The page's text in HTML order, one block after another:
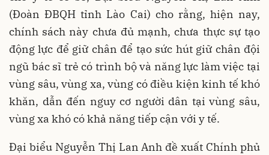
(Đoàn ĐBQH tỉnh Lào Cai) cho rằng, hiện nay,
chính sách này chưa đủ mạnh, chưa thực sự tạo
động lực để giữ chân để tạo sức hút giữ chân đội
ngũ bác sĩ trẻ có trình bộ và năng lực làm việc tại
vùng sâu, vùng xa, vùng có điều kiện kinh tế khó
khăn, dẫn đến nguy cơ người dân tại vùng sâu,
vùng xa khó có khả năng tiếp cận với y tế.
Đại biểu Nguyễn Thị Lan Anh đề xuất Chính phủ